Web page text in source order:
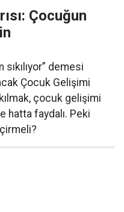
Çocuğun
demesi
Çocuk Gelişimi
çocuk gelişimi
hatta faydalı. Peki